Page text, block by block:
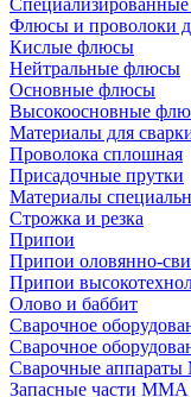
Флюсы и проволоки
Кислые флюсы
Нейтральные флюсы
Основные флюсы
Высокоосновные
Материалы для
Проволока сплошная
Присадочные прутки
Материалы
Строжка и резка
Припои
Припои оловянно-
Припои
Олово и баббит
Сварочное
Сварочное
Сварочные аппараты
Запасные части MMA